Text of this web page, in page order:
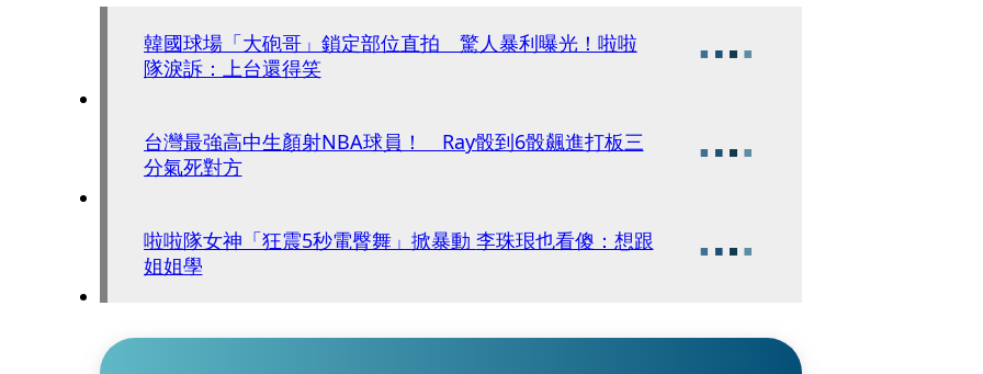
韓國球場「大砲哥」鎖定部位直拍 驚人暴利曝光！啦啦
隊淚訴：上台還得笑
台灣最強高中生顏射NBA球員！ Ray骰到6骰飆進打板三
分氣死對方
啦啦隊女神「狂震5秒電臀舞」掀暴動 李珠珢也看傻：想跟
姐姐學